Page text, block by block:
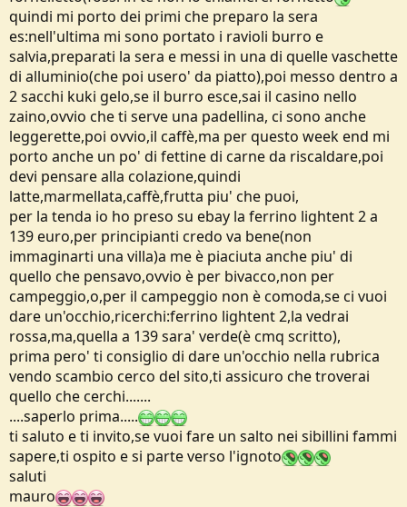
quindi mi porto dei primi che preparo la sera
es:nell'ultima mi sono portato i ravioli burro e
salvia,preparati la sera e messi in una di quelle vaschette
di alluminio(che poi usero' da piatto),poi messo dentro a
2 sacchi kuki gelo,se il burro esce,sai il casino nello
zaino,ovvio che ti serve una padellina, ci sono anche
leggerette,poi ovvio,il caffè,ma per questo week end mi
porto anche un po' di fettine di carne da riscaldare,poi
devi pensare alla colazione,quindi
latte,marmellata,caffè,frutta piu' che puoi,
per la tenda io ho preso su ebay la ferrino lightent 2 a
139 euro,per principianti credo va bene(non
immaginarti una villa)a me è piaciuta anche piu' di
quello che pensavo,ovvio è per bivacco,non per
campeggio,o,per il campeggio non è comoda,se ci vuoi
dare un'occhio,ricerchi:ferrino lightent 2,la vedrai
rossa,ma,quella a 139 sara' verde(è cmq scritto),
prima pero' ti consiglio di dare un'occhio nella rubrica
vendo scambio cerco del sito,ti assicuro che troverai
quello che cerchi.......
....saperlo prima.....
ti saluto e ti invito,se vuoi fare un salto nei sibillini fammi
sapere,ti ospito e si parte verso l'ignoto
saluti
mauro